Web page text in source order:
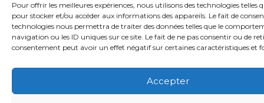
Pour offrir les meilleures expériences, nous utilisons des technologies telles
pour stocker et/ou accéder aux informations des appareils. Le fait de
technologies nous permettra de traiter des données telles que le
navigation ou les ID uniques sur ce site. Le fait de ne pas consentir ou de
consentement peut avoir un effet négatif sur certaines caractéristiques et
Accepter